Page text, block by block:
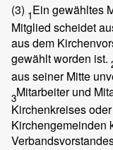
(3) 1Ein gewähltes
Mitglied scheidet
aus dem
gewählt worden ist.
aus seiner Mitte
3Mitarbeiter und
Kirchenkreises
Kirchengemeinden